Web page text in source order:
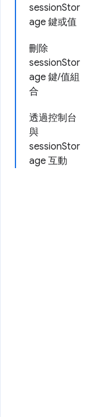
sessionStor
age 鍵或值
刪除
sessionStor
age 鍵/值組
合
透過控制台
與
sessionStor
age 互動